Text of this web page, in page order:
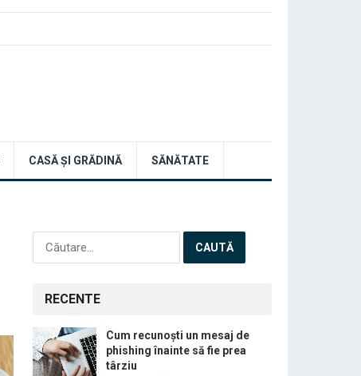
CASĂ ȘI GRĂDINĂ SĂNĂTATE
Caută
după:
RECENTE
Cum recunoști un mesaj de
phishing înainte să fie prea
târziu